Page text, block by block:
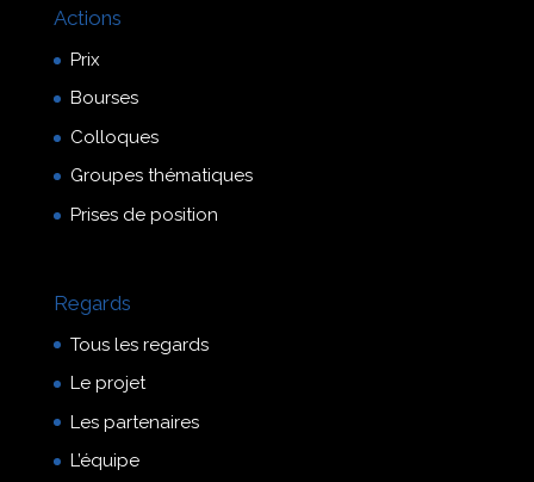
Actions
Prix
Bourses
Colloques
Groupes thématiques
Prises de position
Regards
Tous les regards
Le projet
Les partenaires
L’équipe